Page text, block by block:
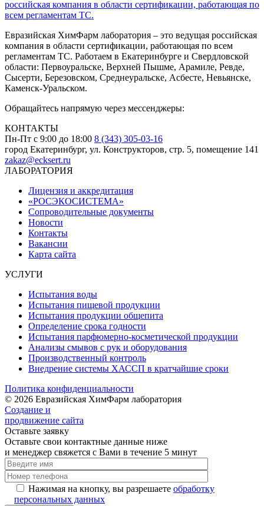
Евразийская ХимФарм лаборатория – это ведущая российская
компания в области сертификации, работающая по всем
регламентам ТС. Работаем в Екатеринбурге и Свердловской
области: Первоуральске, Верхней Пышме, Арамиле, Ревде,
Сысерти, Березовском, Среднеуральске, Асбесте, Невьянске,
Каменск-Уральском.
Обращайтесь напрямую через мессенджеры:
КОНТАКТЫ
Пн-Пт с 9:00 до 18:00 8 (343) 305-03-16
город Екатеринбург, ул. Конструкторов, стр. 5, помещение 141
zakaz@ecksert.ru
ЛАБОРАТОРИЯ
Лицензия и аккредитация
«РОСЭКОСИСТЕМА»
Сопроводительные документы
Новости
Контакты
Вакансии
Карта сайта
УСЛУГИ
Испытания воды
Испытания пищевой продукции
Испытания продукции общепита
Определение срока годности
Испытания парфюмерно-косметической продукции
Анализы смывов с рук и оборудования
Производственный контроль
Внедрение системы ХАССП в кратчайшие сроки
Политика конфиденциальности
© 2026 Евразийская ХимФарм лаборатория
Создание и
продвижение сайта
Оставьте заявку
Оставьте свои контактные данные ниже
и менеджер свяжется с Вами в течение 5 минут
Нажимая на кнопку, вы разрешаете обработку
персональных данных